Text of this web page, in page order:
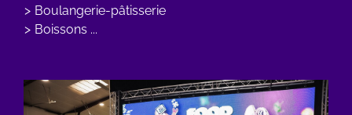
Boulangerie-pâtisserie
Boissons ...